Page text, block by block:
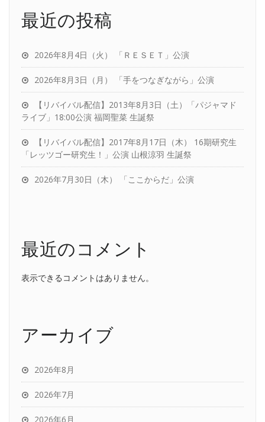
最近の投稿
2026年8月4日（火） 「ＲＥＳＥＴ」公演
2026年8月3日（月） 「手をつなぎながら」公演
【リバイバル配信】2013年8月3日（土）「パジャマド
ライブ」18:00公演 福岡聖菜 生誕祭
【リバイバル配信】2017年8月17日（木） 16期研究生
「レッツゴー研究生！」公演 山根涼羽 生誕祭
2026年7月30日（木） 「ここからだ」公演
最近のコメント
表示できるコメントはありません。
アーカイブ
2026年8月
2026年7月
2026年6月